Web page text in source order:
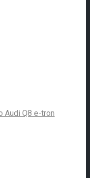
Audi Q8 e-tron